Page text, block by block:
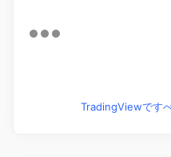
TradingViewです